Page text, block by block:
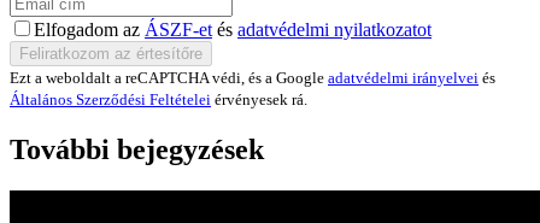
Elfogadom az ÁSZF-et és adatvédelmi nyilatkozatot
Ezt a weboldalt a reCAPTCHA védi, és a Google adatvédelmi irányelvei és
Általános Szerződési Feltételei érvényesek rá.
További bejegyzések